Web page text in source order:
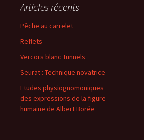
Articles récents
Pêche au carrelet
Reflets
Vercors blanc Tunnels
Seurat : Technique novatrice
Etudes physiognomoniques
des expressions de la figure
humaine de Albert Borée